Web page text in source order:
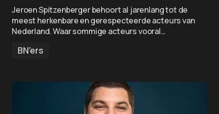
Jeroen Spitzenberger behoort al jarenlang tot de
meest herkenbare en gerespecteerde acteurs van
Nederland. Waar sommige acteurs vooral…
BN'ers